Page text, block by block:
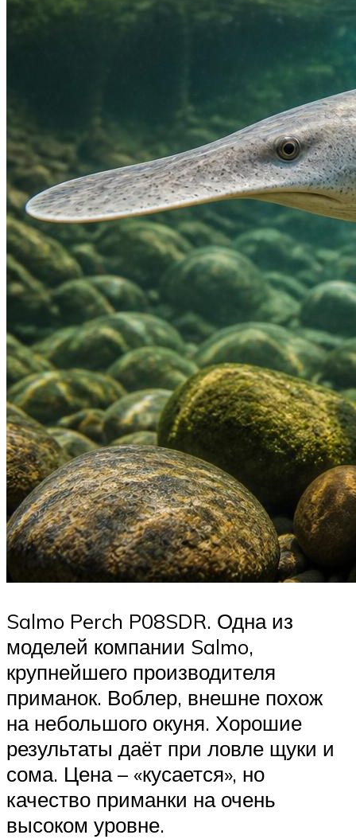
Salmo Perch P08SDR. Одна из
моделей компании Salmo,
крупнейшего производителя
приманок. Воблер, внешне похож
на небольшого окуня. Хорошие
результаты даёт при ловле щуки и
сома. Цена – «кусается», но
качество приманки на очень
высоком уровне.